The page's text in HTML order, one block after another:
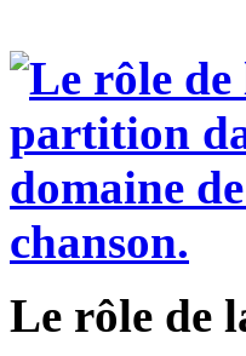
Le rôle de